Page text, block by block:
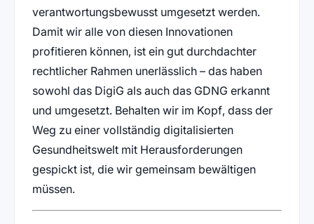
verantwortungsbewusst umgesetzt werden.
Damit wir alle von diesen Innovationen
profitieren können, ist ein gut durchdachter
rechtlicher Rahmen unerlässlich – das haben
sowohl das DigiG als auch das GDNG erkannt
und umgesetzt. Behalten wir im Kopf, dass der
Weg zu einer vollständig digitalisierten
Gesundheitswelt mit Herausforderungen
gespickt ist, die wir gemeinsam bewältigen
müssen.